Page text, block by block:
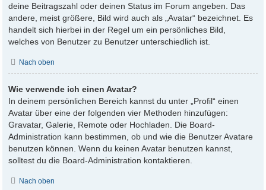
deine Beitragszahl oder deinen Status im Forum angeben. Das
andere, meist größere, Bild wird auch als „Avatar“ bezeichnet. Es
handelt sich hierbei in der Regel um ein persönliches Bild,
welches von Benutzer zu Benutzer unterschiedlich ist.
Nach oben
Wie verwende ich einen Avatar?
In deinem persönlichen Bereich kannst du unter „Profil“ einen
Avatar über eine der folgenden vier Methoden hinzufügen:
Gravatar, Galerie, Remote oder Hochladen. Die Board-
Administration kann bestimmen, ob und wie die Benutzer Avatare
benutzen können. Wenn du keinen Avatar benutzen kannst,
solltest du die Board-Administration kontaktieren.
Nach oben